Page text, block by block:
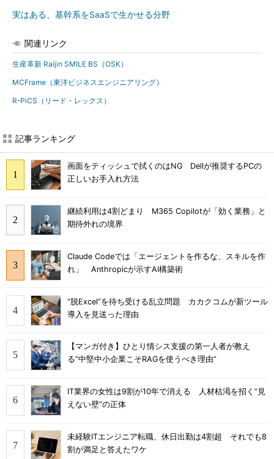
実はある、基幹系をSaaSで生かせる分野
関連リンク
生産革新 Raijin SMILE BS（OSK）
MCFrame（東洋ビジネスエンジニアリング）
R-PiCS（リード・レックス）
記事ランキング
画面をティッシュで拭くのはNG Dellが推奨するPCの
正しいお手入れ方法
継続利用は4割どまり M365 Copilotが「効く業務」と
期待外れの境界
Claude Codeでは「エージェントを作るな、スキルを作
れ」 Anthropicが示すAI構築術
“脱Excel”を待ち受ける乱立問題 カカクコムが新ツール
導入を見送った理由
【マンガ付き】ひとり情シス支援の第一人者が教え
る”中堅中小企業こそRAGを使うべき理由”
IT業界の女性は9割が10年で消える 人材枯渇を招く“見
えない壁”の正体
未経験ITエンジニア転職、休日出勤は4割超 それでも8
割が満足と答えたワケ